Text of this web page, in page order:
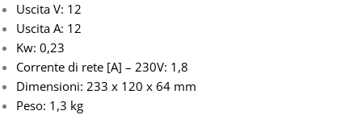
Uscita V: 12
Uscita A: 12
Kw: 0,23
Corrente di rete [A] – 230V: 1,8
Dimensioni: 233 x 120 x 64 mm
Peso: 1,3 kg